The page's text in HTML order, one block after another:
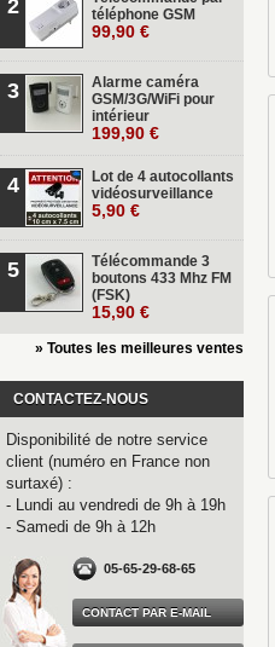
2
téléphone GSM
99,90 €
3
Alarme caméra
GSM/3G/WiFi pour
intérieur
199,90 €
4
Lot de 4 autocollants
vidéosurveillance
5,90 €
5
Télécommande 3
boutons 433 Mhz FM
(FSK)
15,90 €
» Toutes les meilleures ventes
CONTACTEZ-NOUS
Disponibilité de notre service
client (numéro en France non
surtaxé) :
- Lundi au vendredi de 9h à 19h
- Samedi de 9h à 12h
05-65-29-68-65
CONTACT PAR E-MAIL